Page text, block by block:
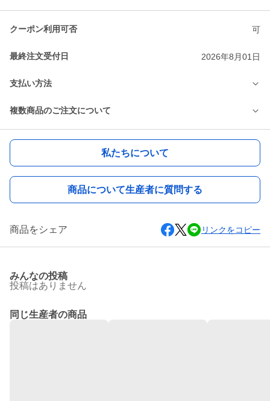
クーポン利用可否 可
最終注文受付日 2026年8月01日
支払い方法
複数商品のご注文について
私たちについて
商品について生産者に質問する
商品をシェア リンクをコピー
みんなの投稿
投稿はありません
同じ生産者の商品